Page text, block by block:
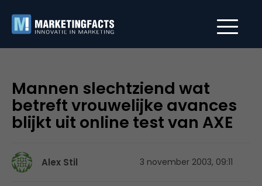
Mannen slechtziend wat
betreft vrouwelijke avances
blijkt uit online test van AXE
Alex Stil 3 november 2003, 09:11